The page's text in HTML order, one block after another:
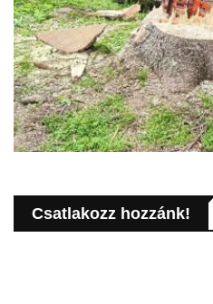
Csatlakozz hozzánk!